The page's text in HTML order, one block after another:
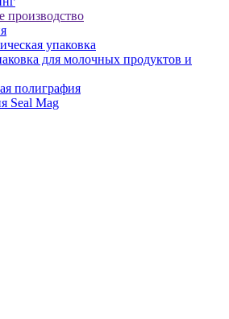
производство
упаковка
для молочных продуктов и
полиграфия
Seal Mag